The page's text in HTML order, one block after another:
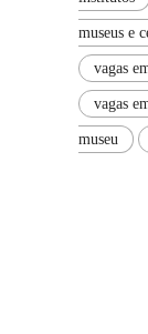
museus e
vagas
vagas
museu